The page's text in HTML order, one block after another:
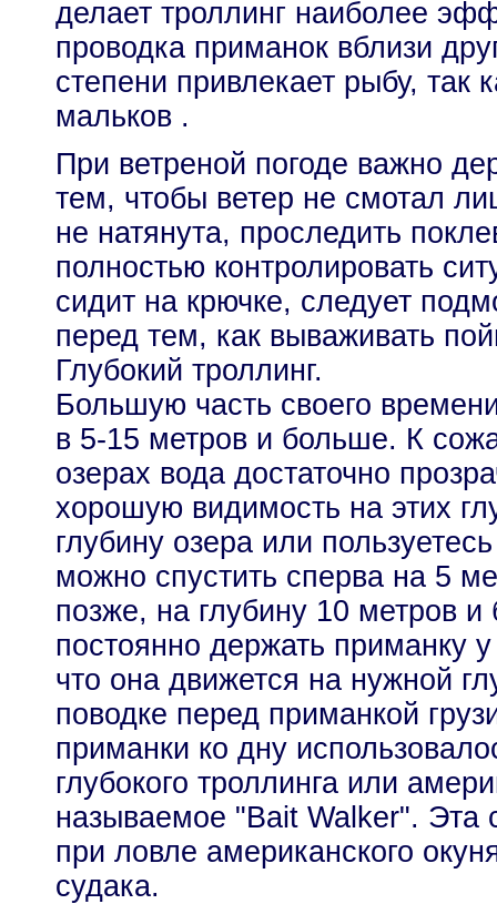
делает троллинг наиболее
проводка приманок вблизи
степени привлекает рыбу, так
мальков .
При ветреной погоде важно
тем, чтобы ветер не смотал
не натянута, проследить
полностью контролировать
сидит на крючке, следует
перед тем, как вываживать
Глубокий троллинг.
Большую часть своего
в 5-15 метров и больше. К
озерах вода достаточно
хорошую видимость на этих
глубину озера или
можно спустить сперва на 5
позже, на глубину 10 метров
постоянно держать приманку
что она движется на нужной
поводке перед приманкой
приманки ко дну
глубокого троллинга или
называемое "Bait Walker". Эта
при ловле американского
судака.